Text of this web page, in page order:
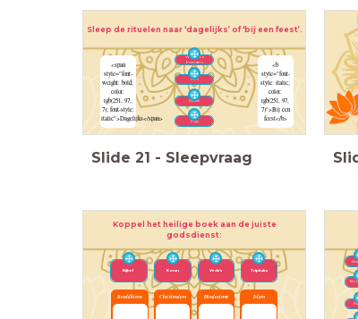
Sleep de rituelen naar ‘dagelijks’ of ‘bij een feest’.
<span
style="font-
weight: bold;
color:
rgb(251, 97,
7); font-style:
italic">Dagelijks</span>
<b
style="font-
style: italic;
color:
rgb(251, 97,
7)">Bij een
feest</b>
Wierook
branden
Holi
Diwali
Puja
Slide 21 - Sleepvraag
Boeddhisme
Koppel het heilige boek aan de juiste
godsdienst:
Christendom Hindoeïsme Islam
Bijbel Koran Veda’s Tripitaka